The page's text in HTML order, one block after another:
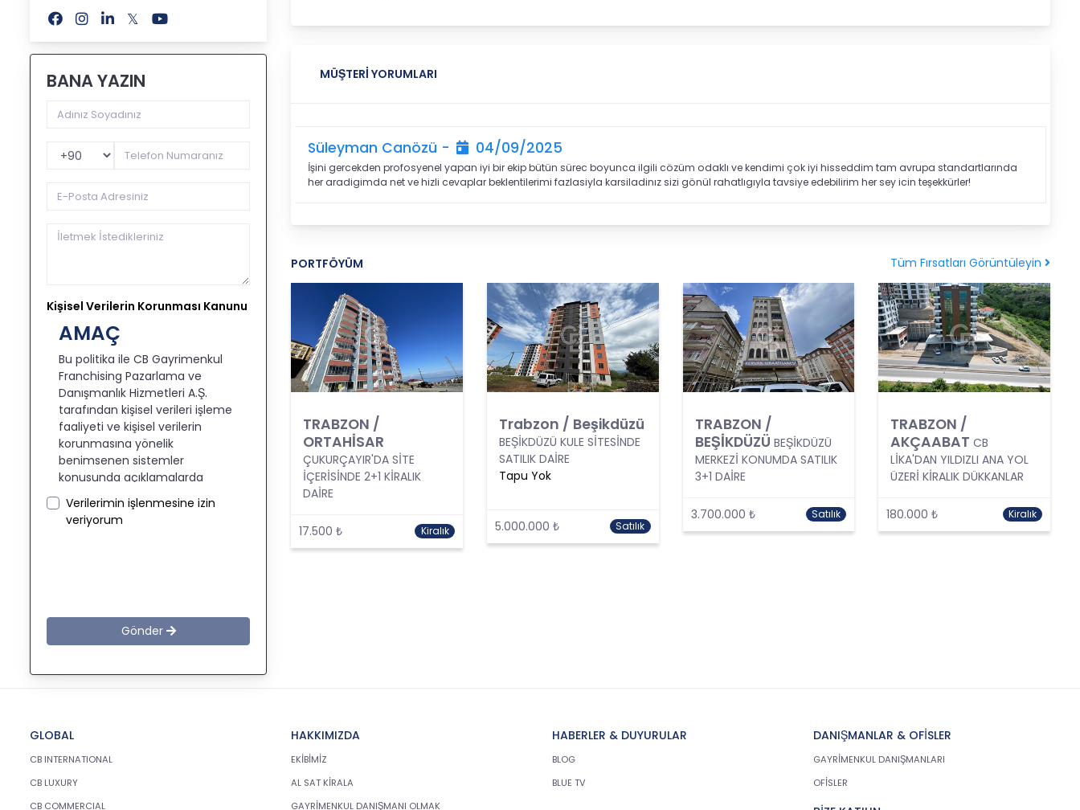
BANA YAZIN
Telefon Kodu
Kişisel Verilerin Korunması Kanunu
AMAÇ
Bu politika ile CB Gayrimenkul
Franchising Pazarlama ve
Danışmanlık Hizmetleri A.Ş.
tarafından kişisel verileri işleme
faaliyeti ve kişisel verilerin
korunmasına yönelik
benimsenen sistemler
konusunda açıklamalarda
ortaklarımız, mevcut ve aday
çalışanlarımız, mevcut ve
bilgilendirilerek şeffaflığın
sağlanması amaçlanmaktadır.
KİŞİSEL VERİLERİN
İLKELERİ
Franchising Pazarlama ve
Danışmanlık Hizmetleri A.Ş.
Verilerimin işlenmesine izin
veriyorum
Gönder
MÜŞTERİ YORUMLARI
Süleyman Canözü - 04/09/2025
İşini gercekden profosyenel yapan iyi bir ekip bütün sürec boyunca ilgili cözüm odaklı ve kendimi çok iyi hisseddim tam avrupa standartlarında
her aradigimda net ve hizli cevaplar beklentilerimi fazlasiyla karsiladinız sizi gönül rahatlıgıyla tavsiye edebilirim her sey icin teşekkürler!
PORTFÖYÜM Tüm Fırsatları Görüntüleyin
TRABZON /
ORTAHİSAR
ÇUKURÇAYIR'DA SİTE
İÇERİSİNDE 2+1 KİRALIK
DAİRE
17.500 ₺ Kiralık
Trabzon / Beşikdüzü
BEŞİKDÜZÜ KULE SİTESİNDE
SATILIK DAİRE
Tapu Yok
5.000.000 ₺ Satılık
TRABZON /
BEŞİKDÜZÜ BEŞİKDÜZÜ
MERKEZİ KONUMDA SATILIK
3+1 DAİRE
3.700.000 ₺ Satılık
TRABZON /
AKÇAABATCB
LİKA'DAN YILDIZLI ANA YOL
ÜZERİ KİRALIK DÜKKANLAR
180.000 ₺ Kiralık
GLOBAL
CB INTERNATIONAL
CB LUXURY
CB COMMERCIAL
HAKKIMIZDA
EKİBİMİZ
AL SAT KİRALA
GAYRİMENKUL DANIŞMANI OLMAK
HABERLER & DUYURULAR
BLOG
BLUE TV
DANIŞMANLAR & OFİSLER
GAYRİMENKUL DANIŞMANLARI
OFİSLER